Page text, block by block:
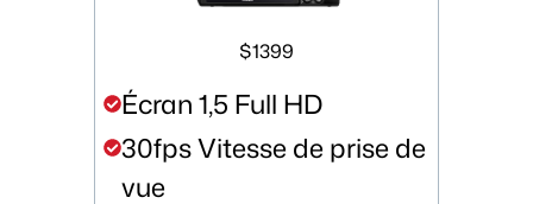
$1399
Écran 1,5 Full HD
30fps Vitesse de prise de
vue